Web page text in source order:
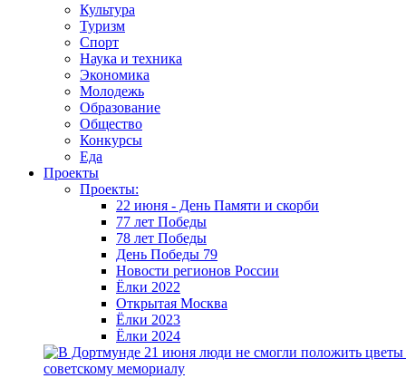
Культура
Туризм
Спорт
Наука и техника
Экономика
Молодежь
Образование
Общество
Конкурсы
Еда
Проекты
Проекты:
22 июня - День Памяти и скорби
77 лет Победы
78 лет Победы
День Победы 79
Новости регионов России
Ёлки 2022
Открытая Москва
Ёлки 2023
Ёлки 2024